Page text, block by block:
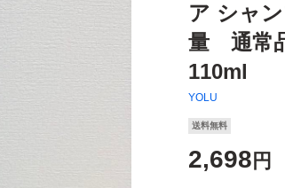
ア シャ
量 通常
110ml
YOLU
送料無料
2,698 円